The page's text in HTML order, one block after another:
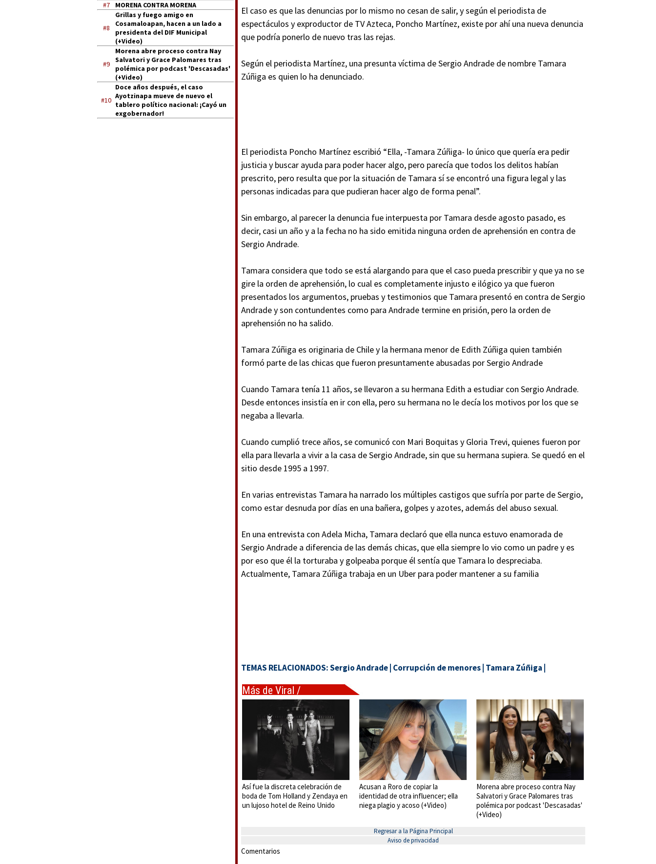
#7
MORENA CONTRA MORENA
#8
Grillas y fuego amigo en
Cosamaloapan, hacen a un lado a
presidenta del DIF Municipal
(+Video)
#9
Morena abre proceso contra Nay
Salvatori y Grace Palomares tras
polémica por podcast 'Descasadas'
(+Video)
#10
Doce años después, el caso
Ayotzinapa mueve de nuevo el
tablero político nacional: ¡Cayó un
exgobernador!
El caso es que las denuncias por lo mismo no cesan de salir, y según el periodista de
espectáculos y exproductor de TV Azteca, Poncho Martínez, existe por ahí una nueva denuncia
que podría ponerlo de nuevo tras las rejas.
Según el periodista Martínez, una presunta víctima de Sergio Andrade de nombre Tamara
Zúñiga es quien lo ha denunciado.
El periodista Poncho Martínez escribió “Ella, -Tamara Zúñiga- lo único que quería era pedir
justicia y buscar ayuda para poder hacer algo, pero parecía que todos los delitos habían
prescrito, pero resulta que por la situación de Tamara sí se encontró una figura legal y las
personas indicadas para que pudieran hacer algo de forma penal”.
Sin embargo, al parecer la denuncia fue interpuesta por Tamara desde agosto pasado, es
decir, casi un año y a la fecha no ha sido emitida ninguna orden de aprehensión en contra de
Sergio Andrade.
Tamara considera que todo se está alargando para que el caso pueda prescribir y que ya no se
gire la orden de aprehensión, lo cual es completamente injusto e ilógico ya que fueron
presentados los argumentos, pruebas y testimonios que Tamara presentó en contra de Sergio
Andrade y son contundentes como para Andrade termine en prisión, pero la orden de
aprehensión no ha salido.
Tamara Zúñiga es originaria de Chile y la hermana menor de Edith Zúñiga quien también
formó parte de las chicas que fueron presuntamente abusadas por Sergio Andrade
Cuando Tamara tenía 11 años, se llevaron a su hermana Edith a estudiar con Sergio Andrade.
Desde entonces insistía en ir con ella, pero su hermana no le decía los motivos por los que se
negaba a llevarla.
Cuando cumplió trece años, se comunicó con Mari Boquitas y Gloria Trevi, quienes fueron por
ella para llevarla a vivir a la casa de Sergio Andrade, sin que su hermana supiera. Se quedó en el
sitio desde 1995 a 1997.
En varias entrevistas Tamara ha narrado los múltiples castigos que sufría por parte de Sergio,
como estar desnuda por días en una bañera, golpes y azotes, además del abuso sexual.
En una entrevista con Adela Micha, Tamara declaró que ella nunca estuvo enamorada de
Sergio Andrade a diferencia de las demás chicas, que ella siempre lo vio como un padre y es
por eso que él la torturaba y golpeaba porque él sentía que Tamara lo despreciaba.
Actualmente, Tamara Zúñiga trabaja en un Uber para poder mantener a su familia
TEMAS RELACIONADOS:Sergio Andrade Corrupción de menores Tamara Zúñiga
Más de Viral /
Tendencias
Así fue la discreta celebración de
boda de Tom Holland y Zendaya en
un lujoso hotel de Reino Unido
Acusan a Roro de copiar la
identidad de otra influencer; ella
niega plagio y acoso (+Video)
Morena abre proceso contra Nay
Salvatori y Grace Palomares tras
polémica por podcast 'Descasadas'
(+Video)
Regresar a la Página Principal
Aviso de privacidad
Comentarios